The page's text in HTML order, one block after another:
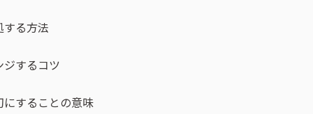
る方法
するコツ
することの意味